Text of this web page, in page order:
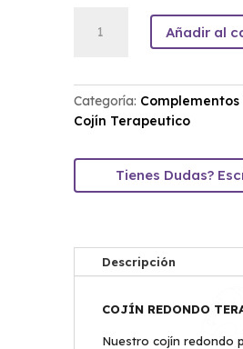
Redondo
Ref.
1221
Añadir al
Categoría: Complementos
Cojín Terapeutico
Tienes Dudas?
Descripción
COJÍN REDONDO
Nuestro cojín redondo